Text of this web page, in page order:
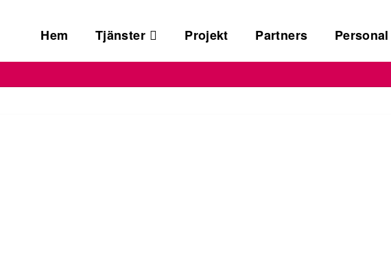
Hem Tjänster Projekt Partners Personal